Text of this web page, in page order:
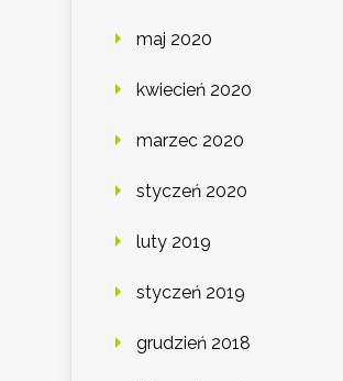
maj 2020
kwiecień 2020
marzec 2020
styczeń 2020
luty 2019
styczeń 2019
grudzień 2018